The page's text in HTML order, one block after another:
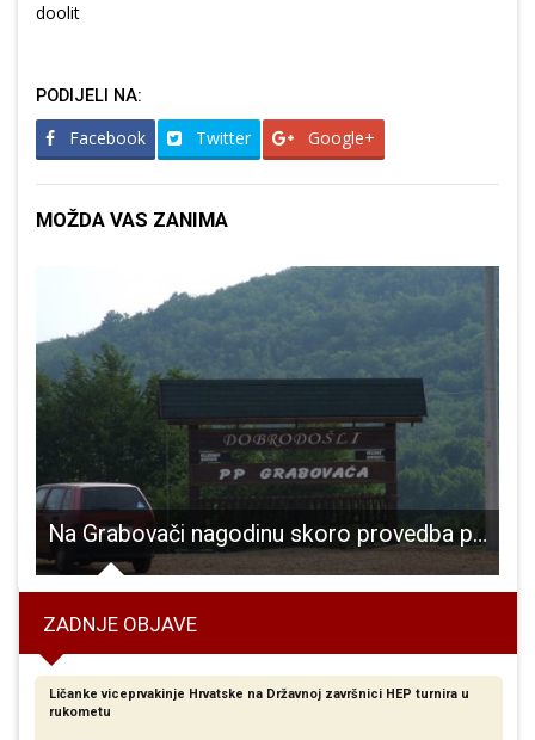
doolit
PODIJELI NA:
Facebook Twitter Google+
MOŽDA VAS ZANIMA
Na Grabovači nagodinu skoro provedba projekata vrijednih skoro pola milijuna kuna
ZADNJE OBJAVE
Ličanke viceprvakinje Hrvatske na Državnoj završnici HEP turnira u
rukometu